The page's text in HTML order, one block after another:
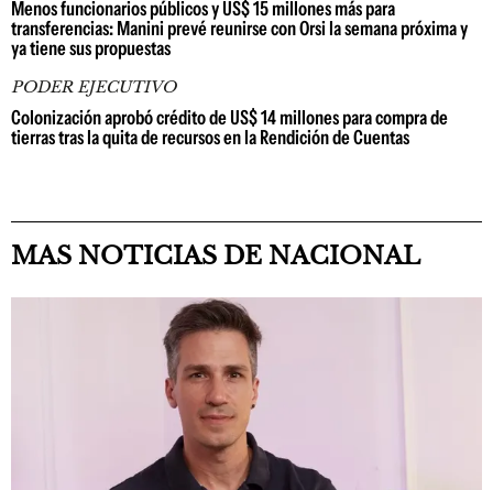
Menos funcionarios públicos y US$ 15 millones más para
transferencias: Manini prevé reunirse con Orsi la semana próxima y
ya tiene sus propuestas
PODER EJECUTIVO
Colonización aprobó crédito de US$ 14 millones para compra de
tierras tras la quita de recursos en la Rendición de Cuentas
MAS NOTICIAS DE NACIONAL